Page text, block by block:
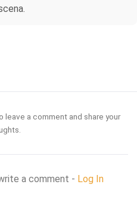
a comment and share your
a comment - Log In